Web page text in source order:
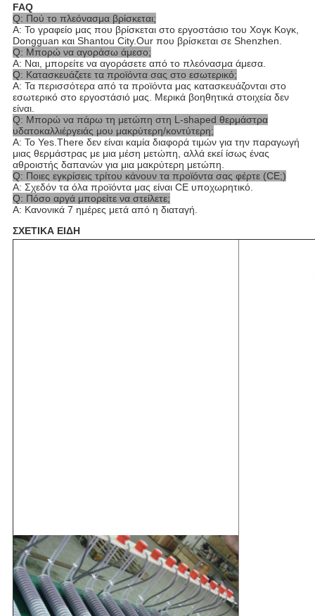
FAQ
Q: Πού το πλεόνασμα βρίσκεται;
Α: Το γραφείο μας που βρίσκεται στο εργοστάσιο του Χογκ Κογκ,
Dongguan και Shantou City.Our που βρίσκεται σε Shenzhen.
Q: Μπορώ να αγοράσω άμεσο;
Α: Ναι, μπορείτε να αγοράσετε από το πλεόνασμα άμεσα.
Q: Κατασκευάζετε τα προϊόντα σας στο εσωτερικό;
Α: Τα περισσότερα από τα προϊόντα μας κατασκευάζονται στο
εσωτερικό στο εργοστάσιό μας. Μερικά βοηθητικά στοιχεία δεν
είναι.
Q: Μπορώ να πάρω τη μετώπη στη L-shaped θερμάστρα
υδατοκαλλιέργειάς μου μακρύτερη/κοντύτερη;
Α: Το Yes.There δεν είναι καμία διαφορά τιμών για την παραγωγή
μιας θερμάστρας με μια μέση μετώπη, αλλά εκεί ίσως ένας
αθροιστής δαπανών για μια μακρύτερη μετώπη.
Q: Ποιες εγκρίσεις τρίτου κάνουν τα προϊόντα σας φέρτε (CE;)
Α: Σχεδόν τα όλα προϊόντα μας είναι CE υποχωρητικό.
Q: Πόσο αργά μπορείτε να στείλετε;
Α: Κανονικά 7 ημέρες μετά από η διαταγή.
ΣΧΕΤΙΚΑ ΕΙΔΗ